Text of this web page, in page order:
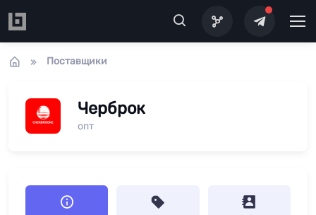
Поставщики
Черброк
опт